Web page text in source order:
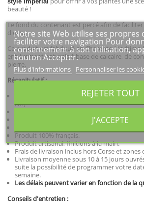
beauté !
Le fond du contenant est percé afin de
d'eau.
Ce produit est fabriqué en Charente-Maritime
entièrement naturels à base de calcaire, de
pierre.
Récapitulatif :
Dimensions : Ø 50 cm x H 66 cm (dimension
cm)
Produit 100% français.
Produit artisanal, finitions à la main.
Frais de livraison inclus hors Corse et zones
Livraison moyenne sous 10 à 15 jours
suite la possibilité de programmer votre
semaine.
Les délais peuvent varier en fonction de la
Conseils d'entretien :
Notre site Web utilise ses propres
faciliter votre navigation Pour
consentement à son utilisation,
bouton Accepter.
Plus d'informations Personnaliser les
REJETER TOUT
J'ACCEPTE